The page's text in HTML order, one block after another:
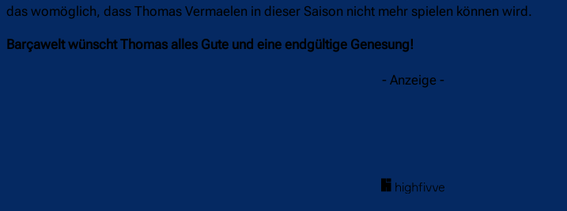
das womöglich, dass Thomas Vermaelen in dieser Saison nicht mehr spielen können wird.
Barçawelt wünscht Thomas alles Gute und eine endgültige Genesung!
- Anzeige -